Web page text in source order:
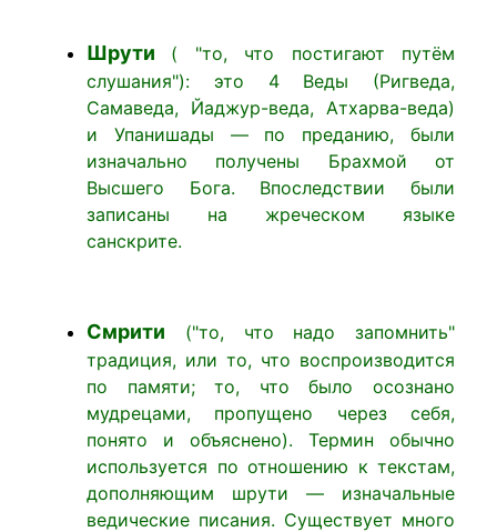
Шрути ( "то, что постигают путём
слушания"): это 4 Веды (Ригведа,
Самаведа, Йаджур-веда, Атхарва-веда)
и Упанишады — по преданию, были
изначально получены Брахмой от
Высшего Бога. Впоследствии были
записаны на жреческом языке
санскрите.
Смрити ("то, что надо запомнить"
традиция, или то, что воспроизводится
по памяти; то, что было осознано
мудрецами, пропущено через себя,
понято и объяснено). Термин обычно
используется по отношению к текстам,
дополняющим шрути — изначальные
ведические писания. Существует много